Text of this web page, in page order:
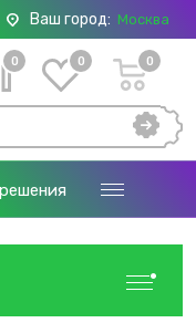
Ваш город: Москва
0 0 0